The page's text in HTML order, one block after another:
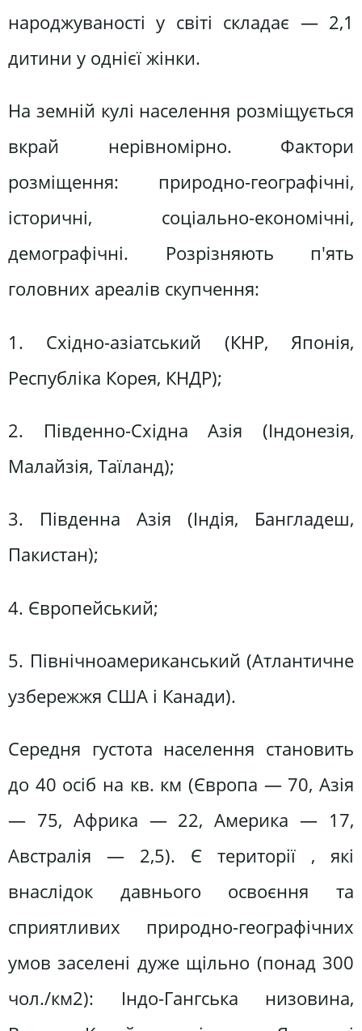
народжуваності у світі складає — 2,1
дитини у однієї жінки.
На земній кулі населення розміщується
вкрай нерівномірно. Фактори
розміщення: природно-географічні,
історичні, соціально-економічні,
демографічні. Розрізняють п'ять
головних ареалів скупчення:
1. Східно-азіатський (КНР, Японія,
Республіка Корея, КНДР);
2. Південно-Східна Азія (Індонезія,
Малайзія, Таїланд);
3. Південна Азія (Індія, Бангладеш,
Пакистан);
4. Європейський;
5. Північноамериканський (Атлантичне
узбережжя США і Канади).
Середня густота населення становить
до 40 осіб на кв. км (Європа — 70, Азія
— 75, Африка — 22, Америка — 17,
Австралія — 2,5). Є території , які
внаслідок давнього освоєння та
сприятливих природно-географічних
умов заселені дуже щільно (понад 300
чол./км2): Індо-Гангська низовина,